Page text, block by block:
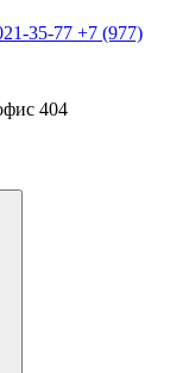
35-77 +7 (977)
404